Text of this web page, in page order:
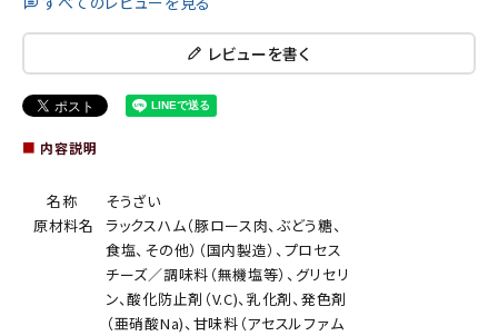
レビューを書く
■ 内容説明
名称
そうざい
原材料名
ラックスハム（豚ロース肉、ぶどう糖、
食塩、その他）（国内製造）、プロセス
チーズ／調味料（無機塩等）、グリセリ
ン、酸化防止剤（V.C)、乳化剤、発色剤
（亜硝酸Na)、甘味料（アセスルファム